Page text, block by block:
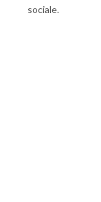
sociale.